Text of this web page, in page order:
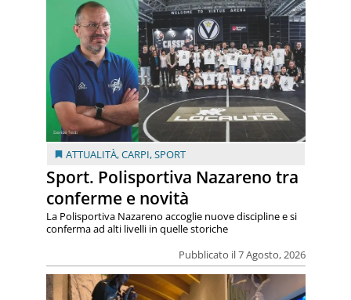
ATTUALITÀ,CARPI,SPORT
Sport. Polisportiva Nazareno tra
conferme e novità
Pubblicato il 7 Agosto, 2026
La Polisportiva Nazareno accoglie nuove discipline e si
conferma ad alti livelli in quelle storiche